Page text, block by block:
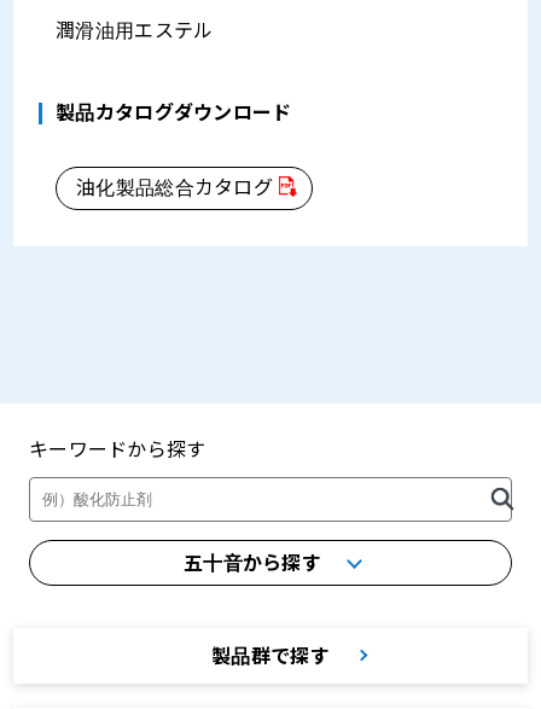
潤滑油用エステル
製品カタログダウンロード
油化製品総合カタログ
キーワードから探す
五十音から探す
製品群で探す